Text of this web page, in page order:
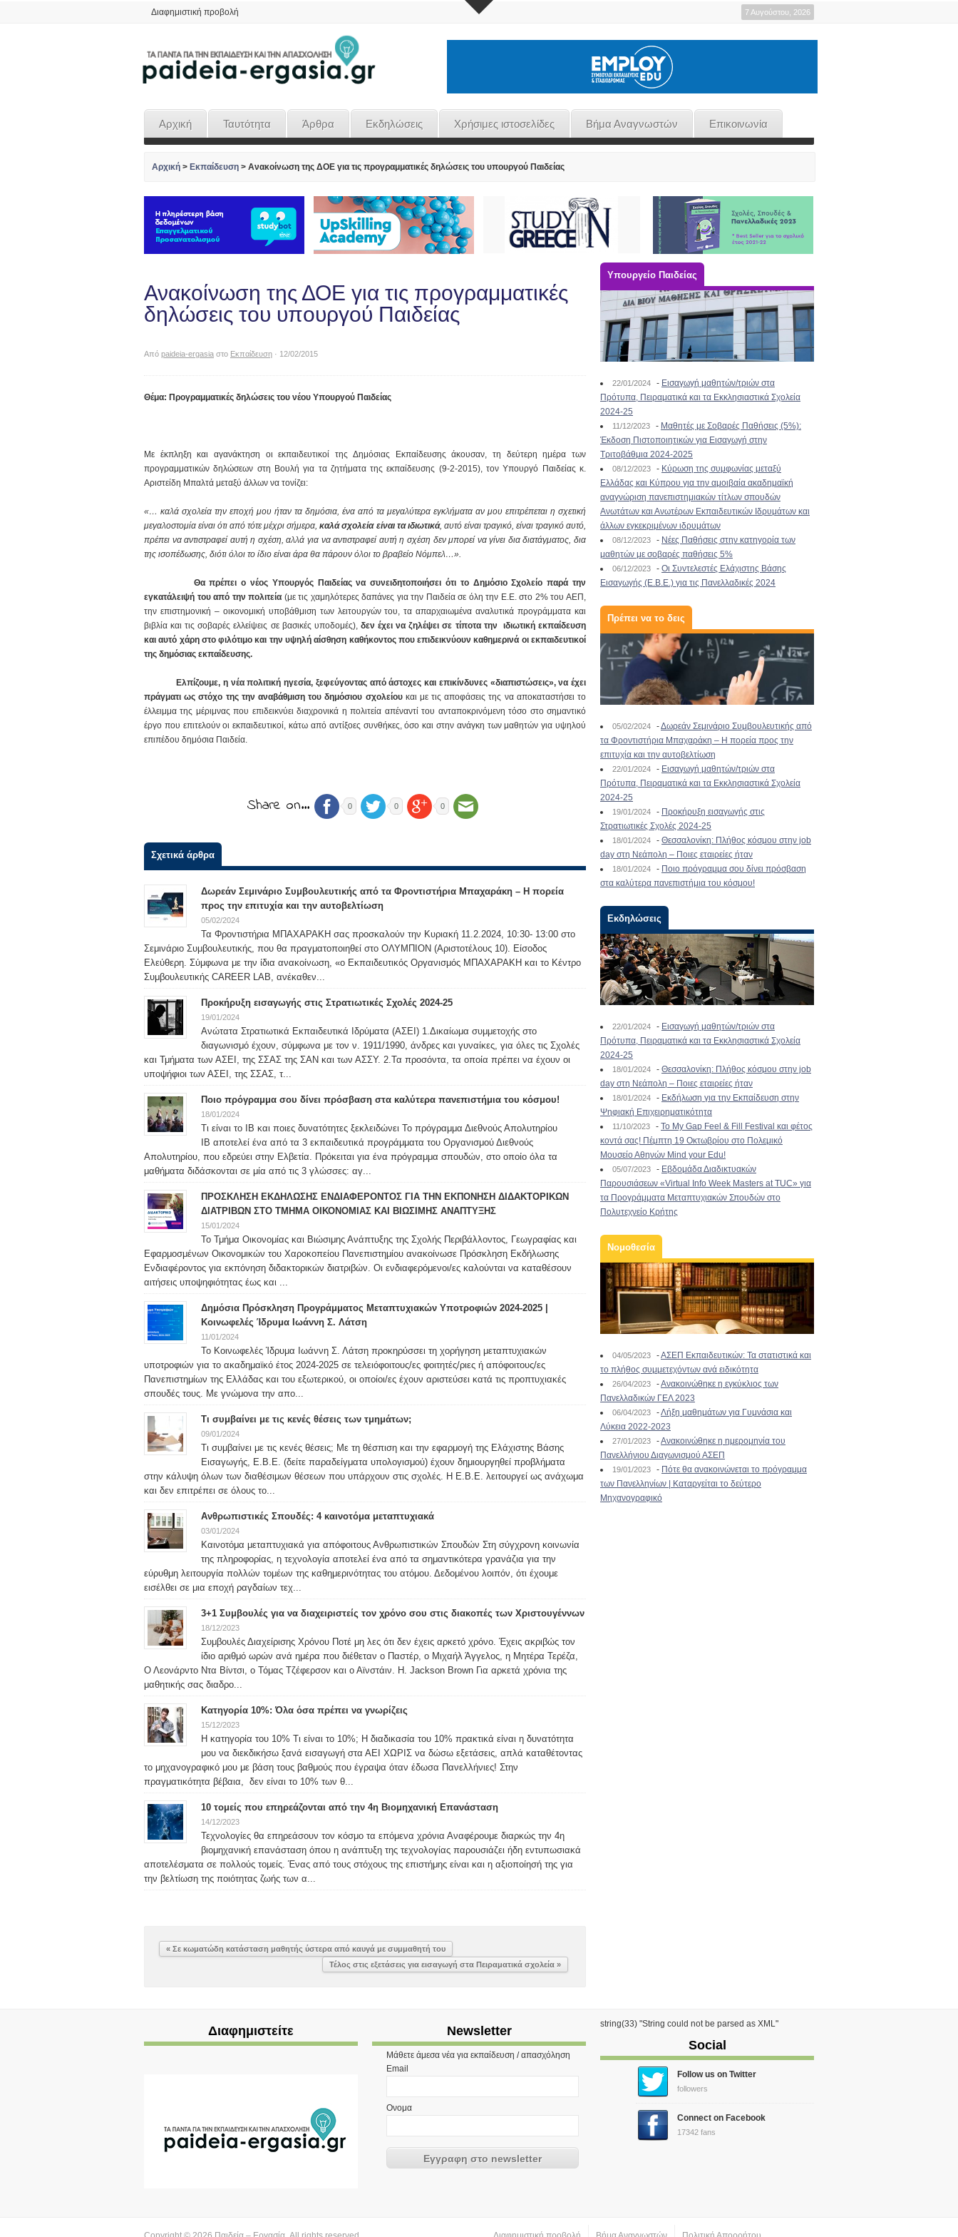
Διαφημιστική προβολή 7 Αυγούστου, 2026
Αρχική Ταυτότητα Άρθρα Εκδηλώσεις Χρήσιμες ιστοσελίδες Βήμα Αναγνωστών Επικοινωνία
Αρχική > Εκπαίδευση > Ανακοίνωση της ΔΟΕ για τις προγραμματικές δηλώσεις του υπουργού Παιδείας
Ανακοίνωση της ΔΟΕ για τις προγραμματικές
δηλώσεις του υπουργού Παιδείας
Από paideia-ergasia στο Εκπαίδευση · 12/02/2015
Θέμα: Προγραμματικές δηλώσεις του νέου Υπουργού Παιδείας
Με έκπληξη και αγανάκτηση οι εκπαιδευτικοί της Δημόσιας Εκπαίδευσης άκουσαν, τη δεύτερη ημέρα των
προγραμματικών δηλώσεων στη Βουλή για τα ζητήματα της εκπαίδευσης (9-2-2015), τον Υπουργό Παιδείας κ.
Αριστείδη Μπαλτά μεταξύ άλλων να τονίζει:
«… καλά σχολεία την εποχή μου ήταν τα δημόσια, ένα από τα μεγαλύτερα εγκλήματα αν μου επιτρέπεται η σχετική
μεγαλοστομία είναι ότι από τότε μέχρι σήμερα,καλά σχολεία είναι τα ιδιωτικά, αυτό είναι τραγικό, είναι τραγικό αυτό,
πρέπει να αντιστραφεί αυτή η σχέση, αλλά για να αντιστραφεί αυτή η σχέση δεν μπορεί να γίνει δια διατάγματος, δια
της ισοπέδωσης, διότι όλοι το ίδιο είναι άρα θα πάρουν όλοι το βραβείο Νόμπελ…».
Θα πρέπει ο νέος Υπουργός Παιδείας να συνειδητοποιήσει ότι το Δημόσιο Σχολείο παρά την
εγκατάλειψή του από την πολιτεία (με τις χαμηλότερες δαπάνες για την Παιδεία σε όλη την Ε.Ε. στο 2% του ΑΕΠ,
την επιστημονική – οικονομική υποβάθμιση των λειτουργών του, τα απαρχαιωμένα αναλυτικά προγράμματα και
βιβλία και τις σοβαρές ελλείψεις σε βασικές υποδομές), δεν έχει να ζηλέψει σε τίποτα την ιδιωτική εκπαίδευση
και αυτό χάρη στο φιλότιμο και την υψηλή αίσθηση καθήκοντος που επιδεικνύουν καθημερινά οι εκπαιδευτικοί
της δημόσιας εκπαίδευσης.
Ελπίζουμε, η νέα πολιτική ηγεσία, ξεφεύγοντας από άστοχες και επικίνδυνες «διαπιστώσεις», να έχει
πράγματι ως στόχο της την αναβάθμιση του δημόσιου σχολείου και με τις αποφάσεις της να αποκαταστήσει το
έλλειμμα της μέριμνας που επιδεικνύει διαχρονικά η πολιτεία απέναντί του ανταποκρινόμενη τόσο στο σημαντικό
έργο που επιτελούν οι εκπαιδευτικοί, κάτω από αντίξοες συνθήκες, όσο και στην ανάγκη των μαθητών για υψηλού
επιπέδου δημόσια Παιδεία.
Share on… 0 0 0
Σχετικά άρθρα
Δωρεάν Σεμινάριο Συμβουλευτικής από τα Φροντιστήρια Μπαχαράκη – Η πορεία
προς την επιτυχία και την αυτοβελτίωση
05/02/2024
Τα Φροντιστήρια ΜΠΑΧΑΡΑΚΗ σας προσκαλούν την Κυριακή 11.2.2024, 10:30- 13:00 στο
Σεμινάριο Συμβουλευτικής, που θα πραγματοποιηθεί στο ΟΛΥΜΠΙΟΝ (Αριστοτέλους 10). Είσοδος
Ελεύθερη. Σύμφωνα με την ίδια ανακοίνωση, «ο Εκπαιδευτικός Οργανισμός ΜΠΑΧΑΡΑΚΗ και το Κέντρο
Συμβουλευτικής CAREER LAB, ανέκαθεν...
Προκήρυξη εισαγωγής στις Στρατιωτικές Σχολές 2024-25
19/01/2024
Ανώτατα Στρατιωτικά Εκπαιδευτικά Ιδρύματα (ΑΣΕΙ) 1.Δικαίωμα συμμετοχής στο
διαγωνισμό έχουν, σύμφωνα με τον ν. 1911/1990, άνδρες και γυναίκες, για όλες τις Σχολές
και Τμήματα των ΑΣΕΙ, της ΣΣΑΣ της ΣΑΝ και των ΑΣΣΥ. 2.Τα προσόντα, τα οποία πρέπει να έχουν οι
υποψήφιοι των ΑΣΕΙ, της ΣΣΑΣ, τ...
Ποιο πρόγραμμα σου δίνει πρόσβαση στα καλύτερα πανεπιστήμια του κόσμου!
18/01/2024
Τι είναι το IB και ποιες δυνατότητες ξεκλειδώνει Το πρόγραμμα Διεθνούς Απολυτηρίου
IB αποτελεί ένα από τα 3 εκπαιδευτικά προγράμματα του Οργανισμού Διεθνούς
Απολυτηρίου, που εδρεύει στην Ελβετία. Πρόκειται για ένα πρόγραμμα σπουδών, στο οποίο όλα τα
μαθήματα διδάσκονται σε μία από τις 3 γλώσσες: αγ...
ΠΡΟΣΚΛΗΣΗ ΕΚΔΗΛΩΣΗΣ ΕΝΔΙΑΦΕΡΟΝΤΟΣ ΓΙΑ ΤΗΝ ΕΚΠΟΝΗΣΗ ΔΙΔΑΚΤΟΡΙΚΩΝ
ΔΙΑΤΡΙΒΩΝ ΣΤΟ ΤΜΗΜΑ ΟΙΚΟΝΟΜΙΑΣ ΚΑΙ ΒΙΩΣΙΜΗΣ ΑΝΑΠΤΥΞΗΣ
15/01/2024
Το Τμήμα Οικονομίας και Βιώσιμης Ανάπτυξης της Σχολής Περιβάλλοντος, Γεωγραφίας και
Εφαρμοσμένων Οικονομικών του Χαροκοπείου Πανεπιστημίου ανακοίνωσε Πρόσκληση Εκδήλωσης
Ενδιαφέροντος για εκπόνηση διδακτορικών διατριβών. Οι ενδιαφερόμενοι/ες καλούνται να καταθέσουν
αιτήσεις υποψηφιότητας έως και ...
Δημόσια Πρόσκληση Προγράμματος Μεταπτυχιακών Υποτροφιών 2024-2025 |
Κοινωφελές Ίδρυμα Ιωάννη Σ. Λάτση
11/01/2024
Το Κοινωφελές Ίδρυμα Ιωάννη Σ. Λάτση προκηρύσσει τη χορήγηση μεταπτυχιακών
υποτροφιών για το ακαδημαϊκό έτος 2024-2025 σε τελειόφοιτους/ες φοιτητές/ριες ή απόφοιτους/ες
Πανεπιστημίων της Ελλάδας και του εξωτερικού, οι οποίοι/ες έχουν αριστεύσει κατά τις προπτυχιακές
σπουδές τους. Με γνώμονα την απο...
Τι συμβαίνει με τις κενές θέσεις των τμημάτων;
09/01/2024
Τι συμβαίνει με τις κενές θέσεις; Με τη θέσπιση και την εφαρμογή της Ελάχιστης Βάσης
Εισαγωγής, Ε.Β.Ε. (δείτε παραδείγματα υπολογισμού) έχουν δημιουργηθεί προβλήματα
στην κάλυψη όλων των διαθέσιμων θέσεων που υπάρχουν στις σχολές. Η Ε.Β.Ε. λειτουργεί ως ανάχωμα
και δεν επιτρέπει σε όλους το...
Ανθρωπιστικές Σπουδές: 4 καινοτόμα μεταπτυχιακά
03/01/2024
Καινοτόμα μεταπτυχιακά για απόφοιτους Ανθρωπιστικών Σπουδών Στη σύγχρονη κοινωνία
της πληροφορίας, η τεχνολογία αποτελεί ένα από τα σημαντικότερα γρανάζια για την
εύρυθμη λειτουργία πολλών τομέων της καθημερινότητας του ατόμου. Δεδομένου λοιπόν, ότι έχουμε
εισέλθει σε μια εποχή ραγδαίων τεχ...
3+1 Συμβουλές για να διαχειριστείς τον χρόνο σου στις διακοπές των Χριστουγέννων
18/12/2023
Συμβουλές Διαχείρισης Χρόνου Ποτέ μη λες ότι δεν έχεις αρκετό χρόνο. Έχεις ακριβώς τον
ίδιο αριθμό ωρών ανά ημέρα που διέθεταν ο Παστέρ, ο Μιχαήλ Άγγελος, η Μητέρα Τερέζα,
Ο Λεονάρντο Ντα Βίντσι, ο Τόμας Τζέφερσον και ο Αϊνστάιν. H. Jackson Brown Για αρκετά χρόνια της
μαθητικής σας διαδρο...
Κατηγορία 10%: Όλα όσα πρέπει να γνωρίζεις
15/12/2023
Η κατηγορία του 10% Τι είναι το 10%; Η διαδικασία του 10% πρακτικά είναι η δυνατότητα
μου να διεκδικήσω ξανά εισαγωγή στα ΑΕΙ ΧΩΡΙΣ να δώσω εξετάσεις, απλά καταθέτοντας
το μηχανογραφικό μου με βάση τους βαθμούς που έγραψα όταν έδωσα Πανελλήνιες! Στην
πραγματικότητα βέβαια, δεν είναι το 10% των θ...
10 τομείς που επηρεάζονται από την 4η Βιομηχανική Επανάσταση
14/12/2023
Τεχνολογίες θα επηρεάσουν τον κόσμο τα επόμενα χρόνια Αναφέρουμε διαρκώς την 4η
βιομηχανική επανάσταση όπου η ανάπτυξη της τεχνολογίας παρουσιάζει ήδη εντυπωσιακά
αποτελέσματα σε πολλούς τομείς. Ένας από τους στόχους της επιστήμης είναι και η αξιοποίησή της για
την βελτίωση της ποιότητας ζωής των α...
« Σε κωματώδη κατάσταση μαθητής ύστερα από καυγά με συμμαθητή του
Τέλος στις εξετάσεις για εισαγωγή στα Πειραματικά σχολεία »
Υπουργείο Παιδείας
22/01/2024 - Εισαγωγή μαθητών/τριών στα
Πρότυπα, Πειραματικά και τα Εκκλησιαστικά Σχολεία
2024-25
11/12/2023 - Μαθητές με Σοβαρές Παθήσεις (5%):
Έκδοση Πιστοποιητικών για Εισαγωγή στην
Τριτοβάθμια 2024-2025
08/12/2023 - Κύρωση της συμφωνίας μεταξύ
Ελλάδας και Κύπρου για την αμοιβαία ακαδημαϊκή
αναγνώριση πανεπιστημιακών τίτλων σπουδών
Ανωτάτων και Ανωτέρων Εκπαιδευτικών Ιδρυμάτων και
άλλων εγκεκριμένων ιδρυμάτων
08/12/2023 - Νέες Παθήσεις στην κατηγορία των
μαθητών με σοβαρές παθήσεις 5%
06/12/2023 - Οι Συντελεστές Ελάχιστης Βάσης
Εισαγωγής (Ε.Β.Ε.) για τις Πανελλαδικές 2024
Πρέπει να το δεις
05/02/2024 -Δωρεάν Σεμινάριο Συμβουλευτικής από
τα Φροντιστήρια Μπαχαράκη – Η πορεία προς την
επιτυχία και την αυτοβελτίωση
22/01/2024 - Εισαγωγή μαθητών/τριών στα
Πρότυπα, Πειραματικά και τα Εκκλησιαστικά Σχολεία
2024-25
19/01/2024 - Προκήρυξη εισαγωγής στις
Στρατιωτικές Σχολές 2024-25
18/01/2024 - Θεσσαλονίκη: Πλήθος κόσμου στην job
day στη Νεάπολη – Ποιες εταιρείες ήταν
18/01/2024 - Ποιο πρόγραμμα σου δίνει πρόσβαση
στα καλύτερα πανεπιστήμια του κόσμου!
Εκδηλώσεις
22/01/2024 - Εισαγωγή μαθητών/τριών στα
Πρότυπα, Πειραματικά και τα Εκκλησιαστικά Σχολεία
2024-25
18/01/2024 - Θεσσαλονίκη: Πλήθος κόσμου στην job
day στη Νεάπολη – Ποιες εταιρείες ήταν
18/01/2024 - Εκδήλωση για την Εκπαίδευση στην
Ψηφιακή Επιχειρηματικότητα
11/10/2023 - To My Gap Feel & Fill Festival και φέτος
κοντά σας! Πέμπτη 19 Οκτωβρίου στο Πολεμικό
Μουσείο Αθηνών Mind your Edu!
05/07/2023 - Εβδομάδα Διαδικτυακών
Παρουσιάσεων «Virtual Info Week Masters at TUC» για
τα Προγράμματα Μεταπτυχιακών Σπουδών στο
Πολυτεχνείο Κρήτης
Νομοθεσία
04/05/2023 -ΑΣΕΠ Εκπαιδευτικών: Τα στατιστικά και
το πλήθος συμμετεχόντων ανά ειδικότητα
26/04/2023 -Ανακοινώθηκε η εγκύκλιος των
Πανελλαδικών ΓΕΛ 2023
06/04/2023 -Λήξη μαθημάτων για Γυμνάσια και
Λύκεια 2022-2023
27/01/2023 -Ανακοινώθηκε η ημερομηνία του
Πανελλήνιου Διαγωνισμού ΑΣΕΠ
19/01/2023 - Πότε θα ανακοινώνεται το πρόγραμμα
των Πανελληνίων | Καταργείται το δεύτερο
Μηχανογραφικό
Διαφημιστείτε Newsletter
Μάθετε άμεσα νέα για εκπαίδευση / απασχόληση
Email
Ονομα
string(33) "String could not be parsed as XML"
Social
Follow us on Twitter
followers
Connect on Facebook
17342 fans